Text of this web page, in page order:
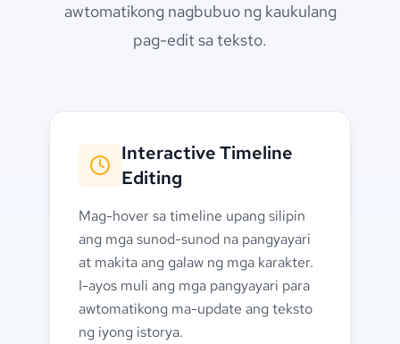
awtomatikong nagbubuo ng kaukulang
pag-edit sa teksto.
Interactive Timeline
Editing
Mag-hover sa timeline upang silipin
ang mga sunod-sunod na pangyayari
at makita ang galaw ng mga karakter.
I-ayos muli ang mga pangyayari para
awtomatikong ma-update ang teksto
ng iyong istorya.